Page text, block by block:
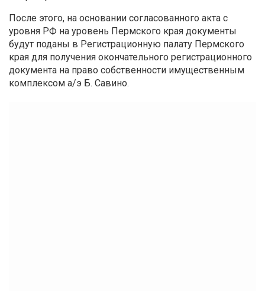
После этого, на основании согласованного акта с
уровня РФ на уровень Пермского края документы
будут поданы в Регистрационную палату Пермского
края для получения окончательного регистрационного
документа на право собственности имущественным
комплексом а/э Б. Савино.